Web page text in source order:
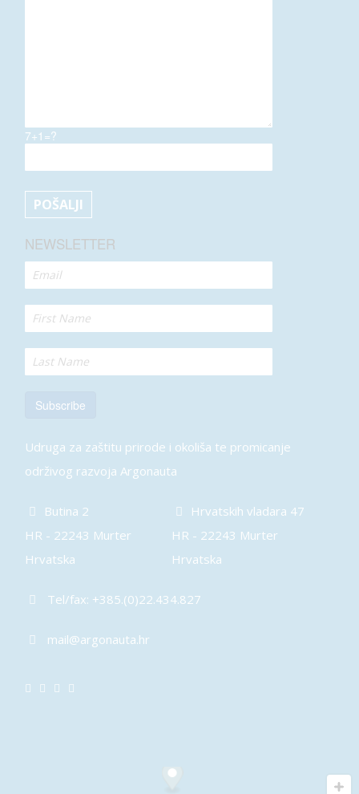
7+1=?
NEWSLETTER
Subscribe
Udruga za zaštitu prirode i okoliša te promicanje
održivog razvoja Argonauta
Butina 2
HR - 22243 Murter
Hrvatska
Hrvatskih vladara 47
HR - 22243 Murter
Hrvatska
Tel/fax: +385.(0)22.434.827
mail@argonauta.hr